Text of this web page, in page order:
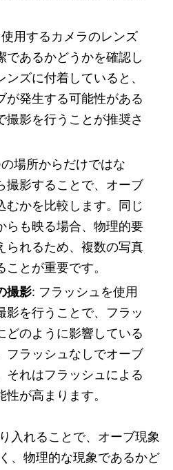
用するカメラのレンズ
であるかどうかを確認し
ンズに付着していると、
が発生する可能性がある
撮影を行うことが推奨さ
場所からだけではな
撮影することで、オーブ
むかを比較します。同じ
らも映る場合、物理的要
られるため、複数の写真
とが重要です。
撮影: フラッシュを使用
影を行うことで、フラッ
どのように影響している
フラッシュなしでオーブ
それはフラッシュによる
が高まります。
入れることで、オーブ現象
、物理的な現象であるかど